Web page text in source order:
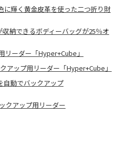
に輝く黄金皮革を使った二つ折り財
納できるボディーバッグが25％オ
ーダー「Hyper+Cube」
アップ用リーダー「Hyper+Cube」
自動でバックアップ
クアップ用リーダー